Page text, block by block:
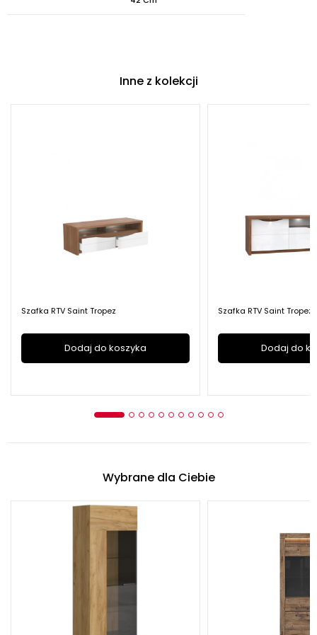
Inne z kolekcji
Szafka RTV Saint Tropez
Dodaj do koszyka
Szafka RTV Saint Tropez
Dodaj do
Wybrane dla Ciebie